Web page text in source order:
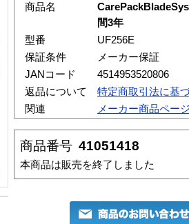
商品名
間3年
型番
UF256E
保証条件
メーカー保証
JANコード
4514953520806
返品について
特定商取引法に基
関連
メーカー商品ペー
商品番号 41051418
本商品は販売を終了しました